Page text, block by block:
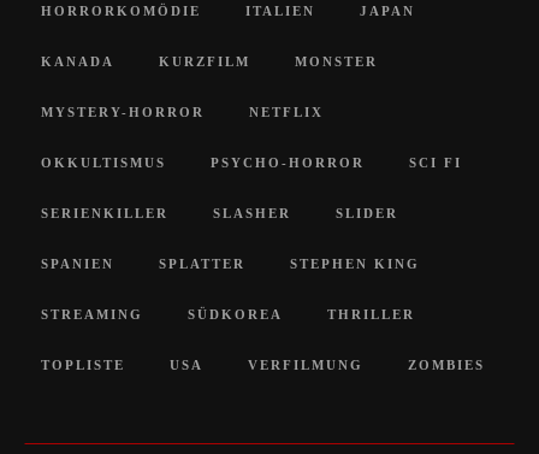
HORRORKOMÖDIE ITALIEN JAPAN
KANADA KURZFILM MONSTER
MYSTERY-HORROR NETFLIX
OKKULTISMUS PSYCHO-HORROR SCI FI
SERIENKILLER SLASHER SLIDER
SPANIEN SPLATTER STEPHEN KING
STREAMING SÜDKOREA THRILLER
TOPLISTE USA VERFILMUNG ZOMBIES